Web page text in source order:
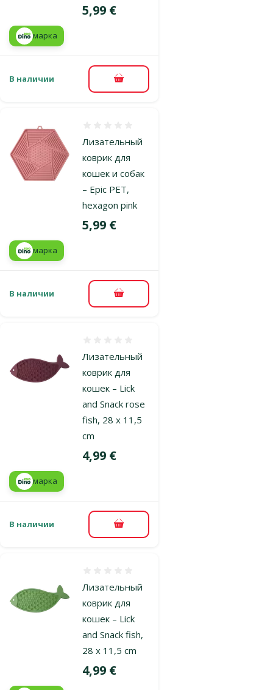
Цена
5,99 €
марка
В наличии В корзину
Лизательный
коврик для
кошек и собак
– Epic PET,
hexagon pink
Цена
5,99 €
марка
В наличии В корзину
Лизательный
коврик для
кошек – Lick
and Snack rose
fish, 28 x 11,5
cm
Цена
4,99 €
марка
В наличии В корзину
Лизательный
коврик для
кошек – Lick
and Snack fish,
28 x 11,5 cm
Цена
4,99 €